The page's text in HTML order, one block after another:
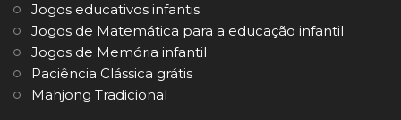
Jogos educativos infantis
Jogos de Matemática para a educação infantil
Jogos de Memória infantil
Paciência Clássica grátis
Mahjong Tradicional